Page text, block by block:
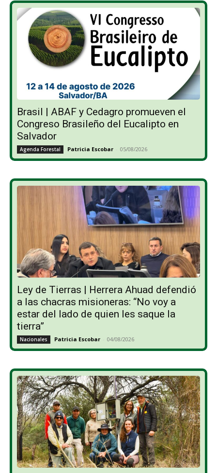
Brasil | ABAF y Cedagro promueven el
Congreso Brasileño del Eucalipto en
Salvador
Agenda Forestal Patricia Escobar - 05/08/2026
Ley de Tierras | Herrera Ahuad defendió
a las chacras misioneras: “No voy a
estar del lado de quien les saque la
tierra”
Nacionales Patricia Escobar - 04/08/2026